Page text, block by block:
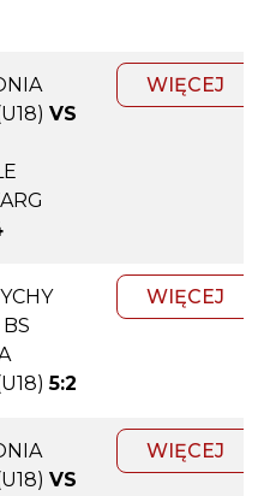
VS
WIĘCEJ
BS
5:2
WIĘCEJ
VS
WIĘCEJ